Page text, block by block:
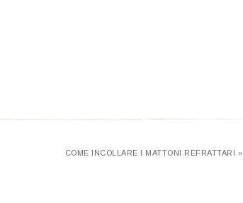
COME INCOLLARE I MATTONI REFRATTARI »